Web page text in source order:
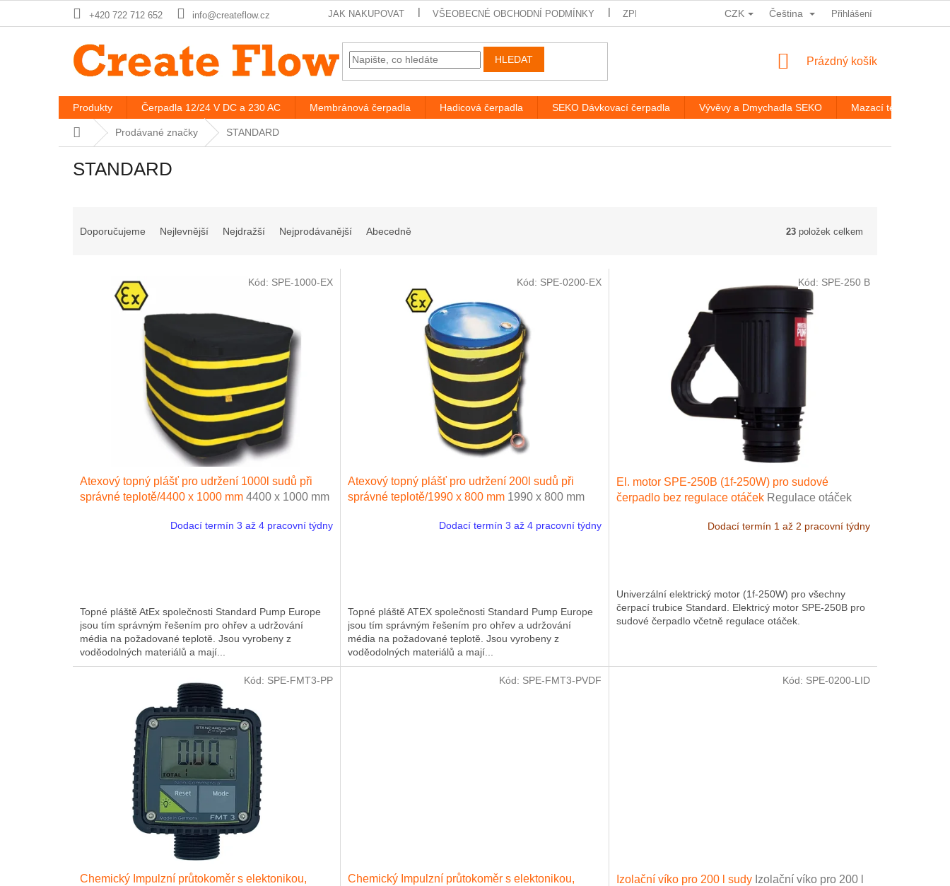
+420 722 712 652 info@createflow.cz JAK NAKUPOVAT VŠEOBECNÉ OBCHODNÍ PODMÍNKY ZPRACOVÁNÍ OSOBNÍCH ÚDAJŮ HODNOCENÍ OBCHODU
CZK Čeština Přihlášení
HLEDAT
NÁKUPNÍ
Prázdný košík
Produkty Čerpadla 12/24 V DC a 230 AC Membránová čerpadla Hadicová čerpadla SEKO Dávkovací čerpadla Vývěvy a Dmychadla SEKO Mazací technika
Domů Prodávané značky STANDARD
STANDARD
Doporučujeme Nejlevnější Nejdražší Nejprodávanější Abecedně 23 položek celkem
Atexový topný plášť pro udržení 1000l sudů při
správné teplotě/4400 x 1000 mm 4400 x 1000 mm
Dodací termín 3 až 4 pracovní týdny
Topné pláště AtEx společnosti Standard Pump Europe
jsou tím správným řešením pro ohřev a udržování
média na požadované teplotě. Jsou vyrobeny z
voděodolných materiálů a mají...
Kód: SPE-1000-EX
Atexový topný plášť pro udržení 200l sudů při
správné teplotě/1990 x 800 mm 1990 x 800 mm
Dodací termín 3 až 4 pracovní týdny
Topné pláště ATEX společnosti Standard Pump Europe
jsou tím správným řešením pro ohřev a udržování
média na požadované teplotě. Jsou vyrobeny z
voděodolných materiálů a mají...
Kód: SPE-0200-EX
El. motor SPE-250B (1f-250W) pro sudové
čerpadlo bez regulace otáček Regulace otáček
Dodací termín 1 až 2 pracovní týdny
Univerzální elektrický motor (1f-250W) pro všechny
čerpací trubice Standard. Elektricý motor SPE-250B pro
sudové čerpadlo včetně regulace otáček.
Kód: SPE-250 B
Chemický Impulzní průtokoměr s elektonikou,
Kód: SPE-FMT3-PP
Chemický Impulzní průtokoměr s elektonikou,
Kód: SPE-FMT3-PVDF
Izolační víko pro 200 l sudy Izolační víko pro 200 l
Kód: SPE-0200-LID